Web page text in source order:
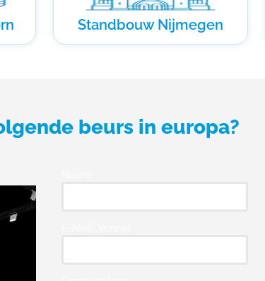
Standbouw Nijmegen
beurs in europa?